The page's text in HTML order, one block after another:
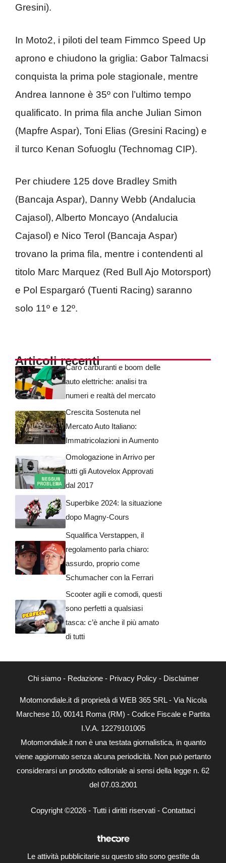
Gresini).
In Moto2, i piloti del team Fimmco Speed Up
aprono e chiudono la griglia: Gabor Talmacsi
conquista la prima pole stagionale, mentre
Andrea Iannone è 35º con l’ultimo tempo
qualificato. In prima fila anche Julian Simon
(Mapfre Aspar), Toni Elias (Gresini Racing) e
il turco Kenan Sofuoglu (Technomag CIP).
Per chiudere 125 dove Bradley Smith
(Bancaja Aspar), Danny Webb (Andalucia
Cajasol), Alberto Moncayo (Andalucia
Cajasol) e Nico Terol (Bancaja Aspar)
trovano la prima fila, mentre i contendenti al
titolo Marc Marquez (Red Bull Ajo Motorsport)
e Pol Espargaró (Tuenti Racing) saranno
solo 11º e 12º.
Articoli recentiCaro carburanti e boom delle
auto elettriche: analisi tra
numeri e realtà del mercato
Crescita Sostenuta nel
Mercato Auto Italiano:
Immatricolazioni in Aumento
Omologazione in Arrivo per
tutti gli Autovelox Approvati
dal 2017
Superbike 2024: la situazione
dopo Magny-Cours
Squalifica Verstappen, il
regolamento parla chiaro:
assurdo, proprio come
Schumacher con la Ferrari
Scooter agili e comodi, questi
sono perfetti a qualsiasi
tasca: c’è anche il più amato
di tutti
Chi siamo- Redazione- Privacy Policy- Disclaimer
Motomondiale.it di proprietà di WEB 365 SRL - Via Nicola
Marchese 10, 00141 Roma (RM) - Codice Fiscale e Partita
I.V.A. 12279101005
Motomondiale.it non è una testata giornalistica, in quanto
viene aggiornato senza alcuna periodicità. Non può pertanto
considerarsi un prodotto editoriale ai sensi della legge n. 62
del 07.03.2001
Copyright ©2026 - Tutti i diritti riservati - Contattaci
Le attività pubblicitarie su questo sito sono gestite da